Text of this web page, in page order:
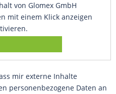
von Glomex GmbH
mit einem Klick anzeigen
mir externe Inhalte
personenbezogene Daten an